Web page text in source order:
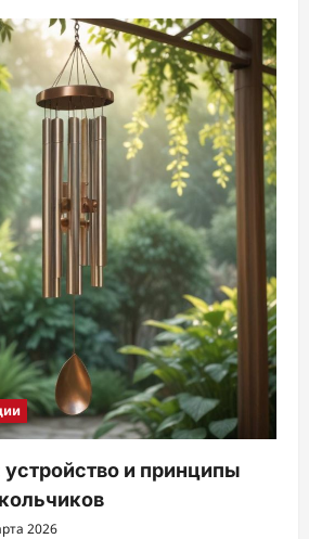
и принципы
2026